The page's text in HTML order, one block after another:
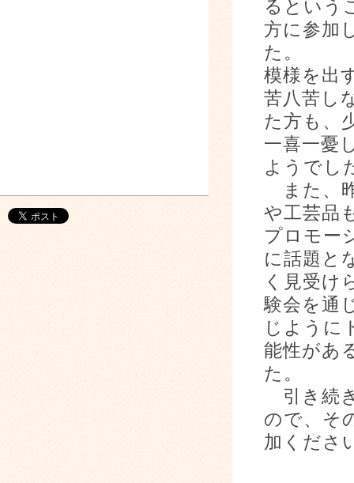
るという
方に参加
た。
模様を出
苦八苦し
た方も、
一喜一憂
ようでし
また、
や工芸品
プロモー
に話題と
く見受け
験会を通
じように
能性があ
た。
引き続
ので、そ
加くださ